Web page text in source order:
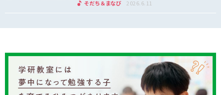
そだち＆まなび 2026.6.11